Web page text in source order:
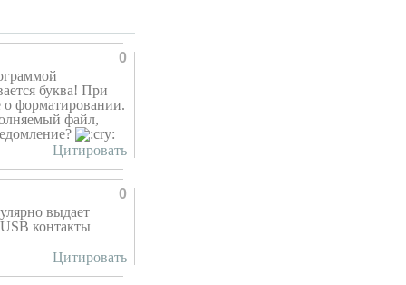
0
буква! При
форматировании.
файл,
Цитировать
0
выдает
контакты
Цитировать